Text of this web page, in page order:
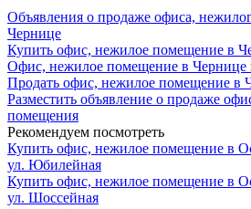
Объявления о продаже офиса,
Чернице
Купить офис, нежилое помещение в
Офис, нежилое помещение в Чернице
Продать офис, нежилое помещение в
Разместить объявление о продаже
помещения
Рекомендуем посмотреть
Купить офис, нежилое помещение в
ул. Юбилейная
Купить офис, нежилое помещение в
ул. Шоссейная